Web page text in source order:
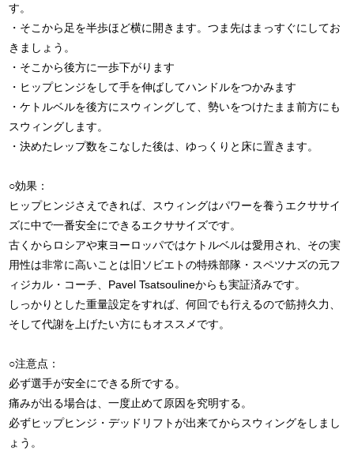
す。
・そこから足を半歩ほど横に開きます。つま先はまっすぐにしてお
きましょう。
・そこから後方に一歩下がります
・ヒップヒンジをして手を伸ばしてハンドルをつかみます
・ケトルベルを後方にスウィングして、勢いをつけたまま前方にも
スウィングします。
・決めたレップ数をこなした後は、ゆっくりと床に置きます。
○効果：
ヒップヒンジさえできれば、スウィングはパワーを養うエクササイ
ズに中で一番安全にできるエクササイズです。
古くからロシアや東ヨーロッパではケトルベルは愛用され、その実
用性は非常に高いことは旧ソビエトの特殊部隊・スペツナズの元フ
ィジカル・コーチ、Pavel Tsatsoulineからも実証済みです。
しっかりとした重量設定をすれば、何回でも行えるので筋持久力、
そして代謝を上げたい方にもオススメです。
○注意点：
必ず選手が安全にできる所でする。
痛みが出る場合は、一度止めて原因を究明する。
必ずヒップヒンジ・デッドリフトが出来てからスウィングをしまし
ょう。